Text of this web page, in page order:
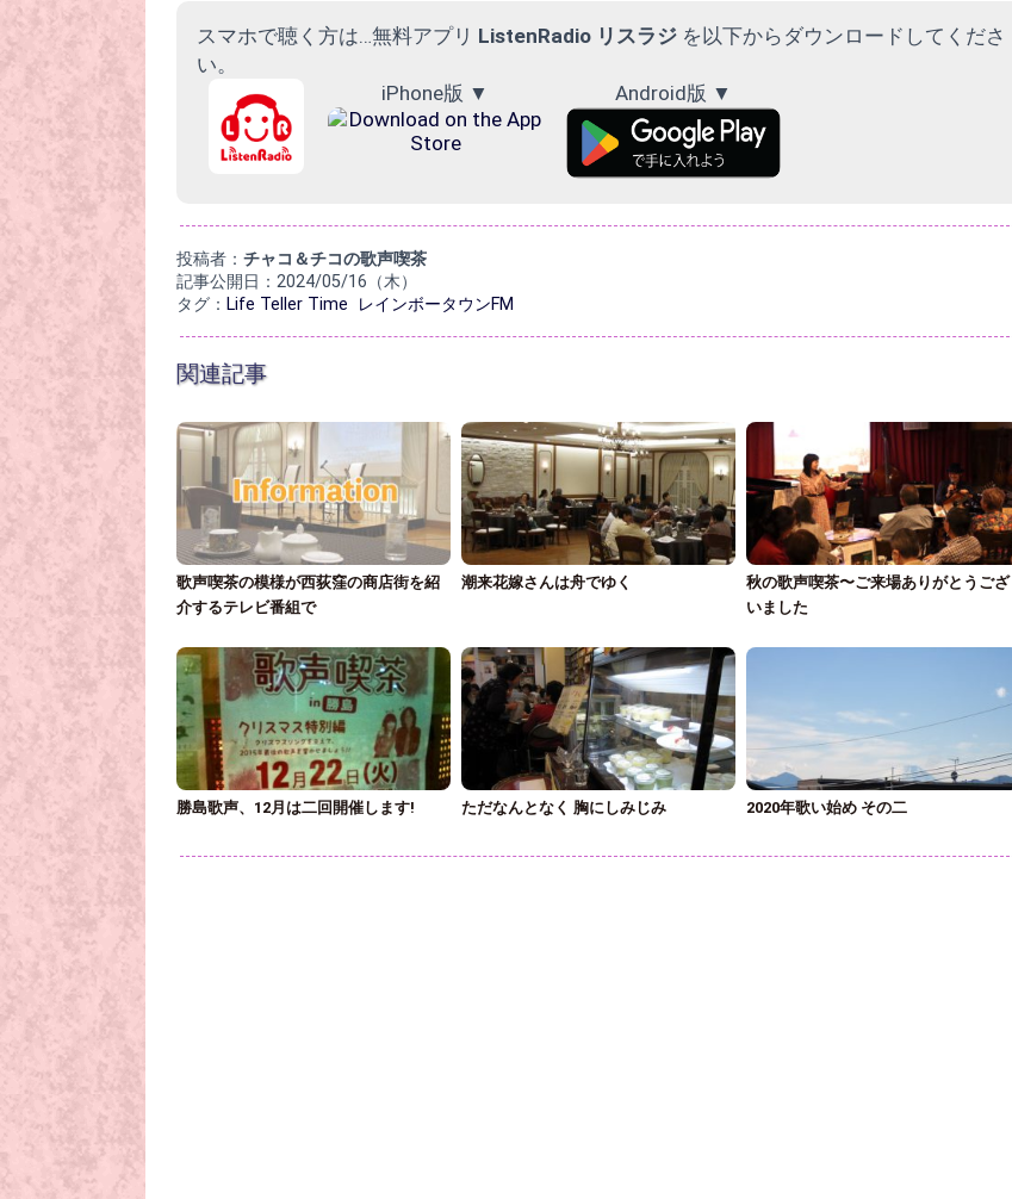
スマホで聴く方は…無料アプリ ListenRadio リスラジ を以下からダウンロードしてくださ
い。
iPhone版 ▼
Android版 ▼
投稿者： チャコ＆チコの歌声喫茶
記事公開日：2024/05/16（木）
タグ： Life Teller Time レインボータウンFM
関連記事
歌声喫茶の模様が西荻窪の商店街を紹
介するテレビ番組で
潮来花嫁さんは舟でゆく
秋の歌声喫茶〜ご来場ありがとうござ
いました
勝島歌声、12月は二回開催します! ただなんとなく 胸にしみじみ 2020年歌い始め その二